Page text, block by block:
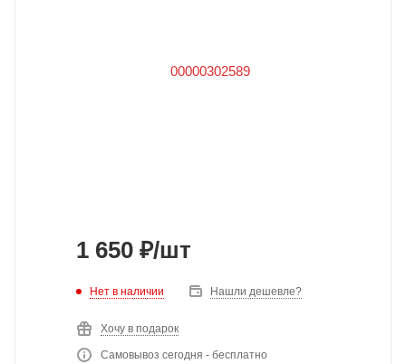
1 650 ₽/шт
Нет в наличии Нашли дешевле?
Хочу в подарок
Самовывоз сегодня - бесплатно